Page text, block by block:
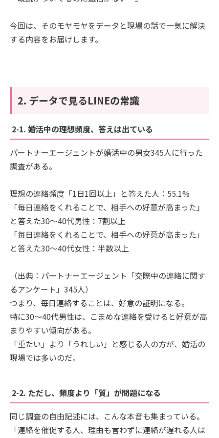
今回は、そのモヤモヤをデータと現場の話で一気に解決
する内容をお届けします。
2. データで見るLINEの常識
2-1. 婚活中の理想頻度、答えは出ている
パートナーエージェントが婚活中の男女345人に行った
調査がある。
理想の連絡頻度「1日1回以上」と答えた人：55.1%
「毎日連絡をくれることで、相手への好意が高まった」
と答えた30〜40代男性：7割以上
「毎日連絡をくれることで、相手への好意が高まった」
と答えた30〜40代女性：半数以上
（出典：パートナーエージェント「交際中の連絡に関す
るアンケート」345人）
つまり、毎日連絡することは、好意の証明になる。
特に30〜40代男性は、こまめな連絡を受けると好意が高
まりやすい傾向がある。
「重たい」より「うれしい」と感じる人の方が、婚活の
現場では多いのだ。
2-2. ただし、頻度より「質」が問題になる
同じ調査の自由記述には、こんな本音も集まっている。
「連絡を催促する人、理由も言わずに連絡が遅れる人は